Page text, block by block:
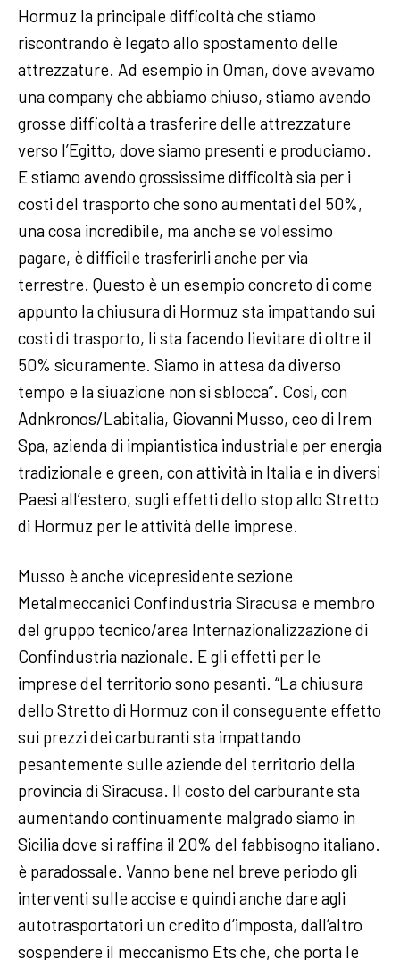
Hormuz la principale difficoltà che stiamo
riscontrando è legato allo spostamento delle
attrezzature. Ad esempio in Oman, dove avevamo
una company che abbiamo chiuso, stiamo avendo
grosse difficoltà a trasferire delle attrezzature
verso l’Egitto, dove siamo presenti e produciamo.
E stiamo avendo grossissime difficoltà sia per i
costi del trasporto che sono aumentati del 50%,
una cosa incredibile, ma anche se volessimo
pagare, è difficile trasferirli anche per via
terrestre. Questo è un esempio concreto di come
appunto la chiusura di Hormuz sta impattando sui
costi di trasporto, li sta facendo lievitare di oltre il
50% sicuramente. Siamo in attesa da diverso
tempo e la siuazione non si sblocca”. Così, con
Adnkronos/Labitalia, Giovanni Musso, ceo di Irem
Spa, azienda di impiantistica industriale per energia
tradizionale e green, con attività in Italia e in diversi
Paesi all’estero, sugli effetti dello stop allo Stretto
di Hormuz per le attività delle imprese.
Musso è anche vicepresidente sezione
Metalmeccanici Confindustria Siracusa e membro
del gruppo tecnico/area Internazionalizzazione di
Confindustria nazionale. E gli effetti per le
imprese del territorio sono pesanti. “La chiusura
dello Stretto di Hormuz con il conseguente effetto
sui prezzi dei carburanti sta impattando
pesantemente sulle aziende del territorio della
provincia di Siracusa. Il costo del carburante sta
aumentando continuamente malgrado siamo in
Sicilia dove si raffina il 20% del fabbisogno italiano.
è paradossale. Vanno bene nel breve periodo gli
interventi sulle accise e quindi anche dare agli
autotrasportatori un credito d’imposta, dall’altro
sospendere il meccanismo Ets che, che porta le